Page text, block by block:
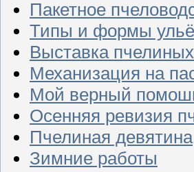
Пакетное
Типы и формы
Выставка
Механизация на
Мой верный
Осенняя ревизия
Пчелиная девятина
Зимние работы